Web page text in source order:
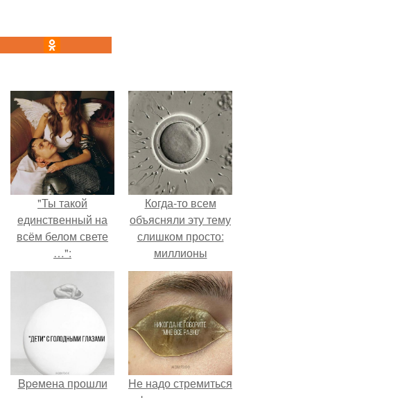
"Ты такой
единственный на
всём белом свете
…":
Когда-то всем
объясняли эту тему
слишком просто:
миллионы
сперматозоидов
бегут к цели, а
побеждает самый
быстрый.
Bpeмена прошли
Hе надо стремиться